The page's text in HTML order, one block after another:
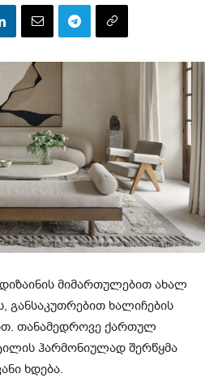
მიმართულებით ახალ
განსაკუთრებით ხალიჩების
თანამედროვე ქართულ
ჰარმონიულად შერწყმა
ხდება.